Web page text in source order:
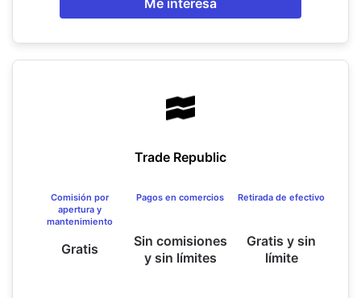
Me interesa
Trade Republic
Comisión por
apertura y
mantenimiento
Gratis
Pagos en comercios
Sin comisiones
y sin límites
Retirada de efectivo
Gratis y sin
límite